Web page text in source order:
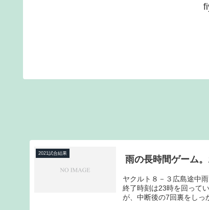
2021試合結果
雨の長時間ゲーム
ヤクルト８－３広島途中
終了時刻は23時を回って
が、中断後の7回裏をしっ